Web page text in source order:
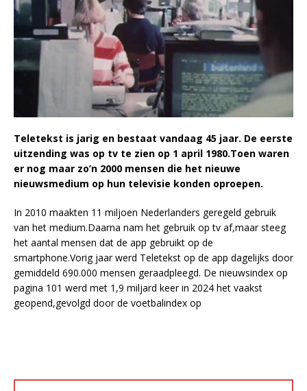
Teletekst is jarig en bestaat vandaag 45 jaar. De eerste
uitzending was op tv te zien op 1 april 1980.Toen waren
er nog maar zo’n 2000 mensen die het nieuwe
nieuwsmedium op hun televisie konden oproepen.
In 2010 maakten 11 miljoen Nederlanders geregeld gebruik
van het medium.Daarna nam het gebruik op tv af,maar steeg
het aantal mensen dat de app gebruikt op de
smartphone.Vorig jaar werd Teletekst op de app dagelijks door
gemiddeld 690.000 mensen geraadpleegd. De nieuwsindex op
pagina 101 werd met 1,9 miljard keer in 2024 het vaakst
geopend,gevolgd door de voetbalindex op